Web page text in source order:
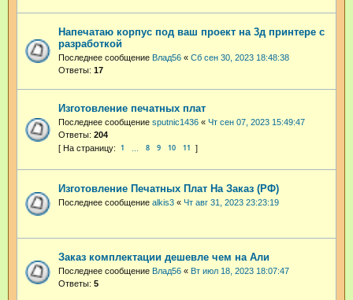
Напечатаю корпус под ваш проект на 3д принтере с
разработкой
Последнее сообщение Влад56 « Сб сен 30, 2023 18:48:38
Ответы: 17
Изготовление печатных плат
Последнее сообщение sputnic1436 « Чт сен 07, 2023 15:49:47
Ответы: 204
1 8 9 10 11
Изготовление Печатных Плат На Заказ (РФ)
Последнее сообщение alkis3 « Чт авг 31, 2023 23:23:19
Заказ комплектации дешевле чем на Али
Последнее сообщение Влад56 « Вт июл 18, 2023 18:07:47
Ответы: 5